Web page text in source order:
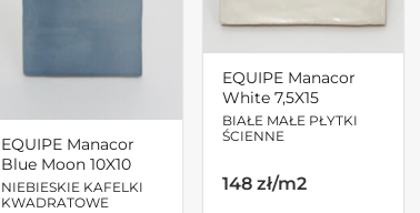
EQUIPE Manacor
Blue Moon 10X10
NIEBIESKIE KAFELKI
KWADRATOWE
EQUIPE Manacor
White 7,5X15
BIAŁE MAŁE PŁYTKI
ŚCIENNE
148 zł/m2